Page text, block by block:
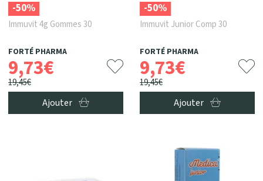
-50%
Immuvit 4g Gommes 30
FORTÉ PHARMA
9,73€
19,45€
Ajouter
-50%
Immuvit Junior Comp 30
FORTÉ PHARMA
9,73€
19,45€
Ajouter